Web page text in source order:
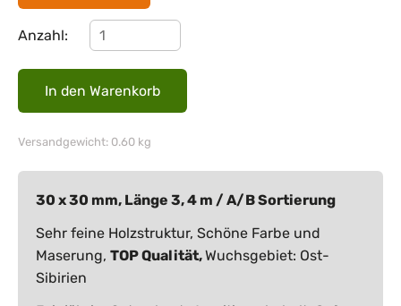
Anzahl:
Versandgewicht: 0.60 kg
30 x 30 mm, Länge 3, 4 m / A/B Sortierung
Sehr feine Holzstruktur, Schöne Farbe und
Maserung, TOP Qualität,Wuchsgebiet: Ost-
Sibirien